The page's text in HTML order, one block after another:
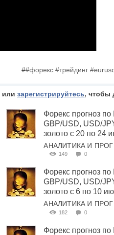
##форекс #трейдинг
или зарегистрируйтесь, чтобы
Форекс прогноз
GBP/USD, USD/
золото с 20 по 24
АНАЛИТИКА И
149 0
Форекс прогноз
GBP/USD, USD/
золото с 6 по 10
АНАЛИТИКА И
182 0
Форекс прогноз